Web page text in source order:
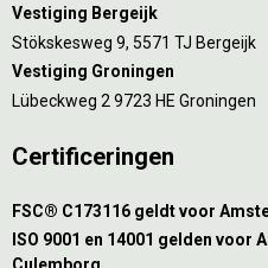
Vestiging Bergeijk
Stökskesweg 9, 5571 TJ Bergeijk
Vestiging Groningen
Lübeckweg 2 9723 HE Groningen
Certificeringen
FSC® C173116 geldt voor
ISO 9001 en 14001 gelden voor